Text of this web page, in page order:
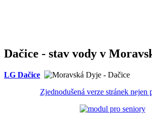
Dačice - stav vody v
LG Dačice
Zjednodušená verze stránek nejen